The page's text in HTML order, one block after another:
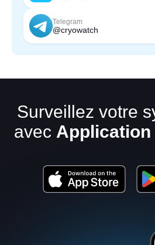
Telegram
@cryowatch
Surveillez votre
avec Application